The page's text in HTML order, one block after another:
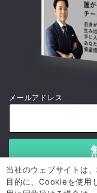
メールアドレス *
当社のウェブサイトは
目的に、Cookieを使用